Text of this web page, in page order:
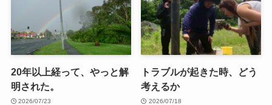
20年以上経って、やっと解
明された。
2026/07/23
トラブルが起きた時、どう
考えるか
2026/07/18